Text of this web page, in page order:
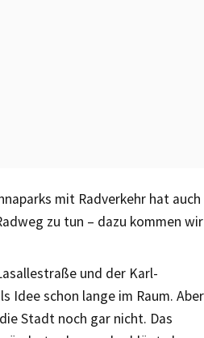
mit Radverkehr hat auch
zu tun – dazu kommen wir
und der Karl-
Idee schon lange im Raum. Aber
Stadt noch gar nicht. Das